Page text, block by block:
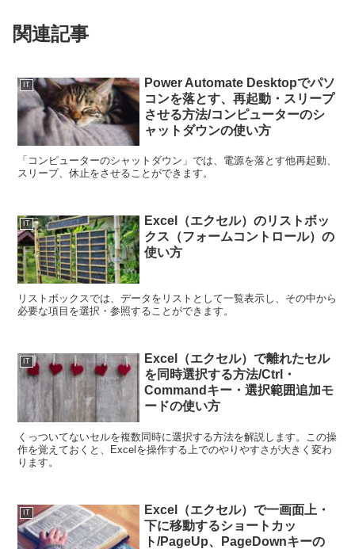
関連記事
IT
Power Automate Desktopでパソ
コンを落とす、再起動・スリープ
させる方法/コンピューターのシ
ャットダウンの使い方
「コンピューターのシャットダウン」では、電源を落とす他再起動、
スリープ、休止をさせることができます。
IT
Excel（エクセル）のリストボッ
クス（フォームコントロール）の
使い方
リストボックスでは、データをリストとして一覧表示し、その中から
必要な項目を選択・参照することができます。
IT
Excel（エクセル）で離れたセル
を同時選択する方法/Ctrl・
Commandキー・選択範囲追加モ
ードの使い方
くっついてないセルを複数同時に選択する方法を解説します。この操
作を覚えておくと、Excelを操作する上でのやりやすさが大きく変わ
ります。
IT
Excel（エクセル）で一画面上・
下に移動するショートカッ
ト/PageUp、PageDownキーの